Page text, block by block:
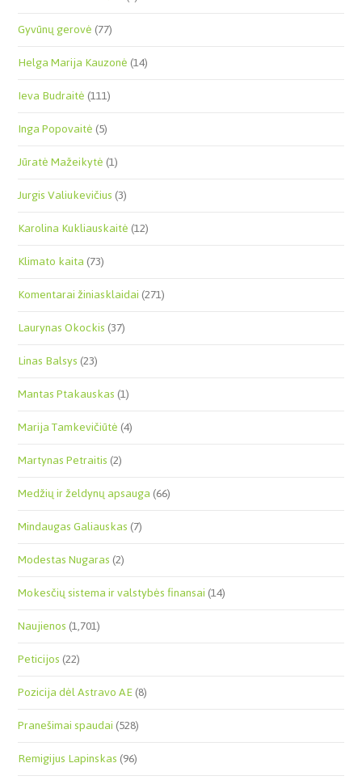
Gyvūnų gerovė(77)
Helga Marija Kauzonė(14)
Ieva Budraitė(111)
Inga Popovaitė(5)
Jūratė Mažeikytė(1)
Jurgis Valiukevičius(3)
Karolina Kukliauskaitė(12)
Klimato kaita(73)
Komentarai žiniasklaidai(271)
Laurynas Okockis(37)
Linas Balsys(23)
Mantas Ptakauskas(1)
Marija Tamkevičiūtė(4)
Martynas Petraitis(2)
Medžių ir želdynų apsauga(66)
Mindaugas Galiauskas(7)
Modestas Nugaras(2)
Mokesčių sistema ir valstybės finansai(14)
Naujienos(1,701)
Peticijos(22)
Pozicija dėl Astravo AE(8)
Pranešimai spaudai(528)
Remigijus Lapinskas(96)